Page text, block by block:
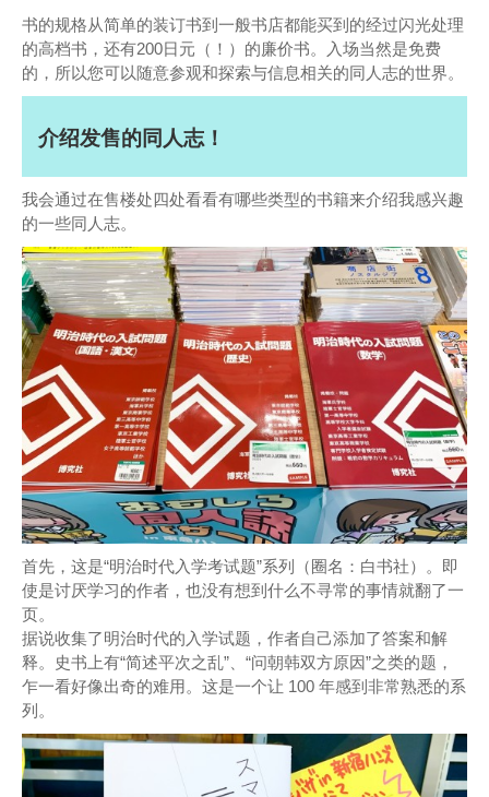
书的规格从简单的装订书到一般书店都能买到的经过闪光处理
的高档书，还有200日元（！）的廉价书。入场当然是免费
的，所以您可以随意参观和探索与信息相关的同人志的世界。
介绍发售的同人志！
我会通过在售楼处四处看看有哪些类型的书籍来介绍我感兴趣
的一些同人志。
首先，这是“明治时代入学考试题”系列（圈名：白书社）。即
使是讨厌学习的作者，也没有想到什么不寻常的事情就翻了一
页。
据说收集了明治时代的入学试题，作者自己添加了答案和解
释。史书上有“简述平次之乱”、“问朝韩双方原因”之类的题，
乍一看好像出奇的难用。这是一个让 100 年感到非常熟悉的系
列。